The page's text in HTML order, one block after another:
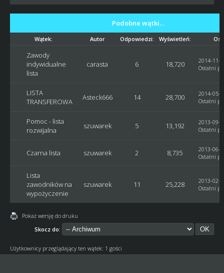
Podobne wątki…
Wątek: Autor Odpowiedzi: Wyświetleń:
Zawody
indywidualne
lista
carasta 6 18,720
2014-11-
Ostatni
LISTA
TRANSFEROWA
Asteck666 14 28,700
2014-05-
Ostatni
Pomoc - lista
rozwijalna
szuwarek 5 13,192
2013-09-
Ostatni
Czarna lista szuwarek 2 8,735
2013-06-
Ostatni
Lista
zawodników na
wypożyczenie
szuwarek 11 25,228
2013-02-
Ostatni
Pokaż wersję do druku
Skocz do:
Użytkownicy przeglądający ten wątek: 1 gości